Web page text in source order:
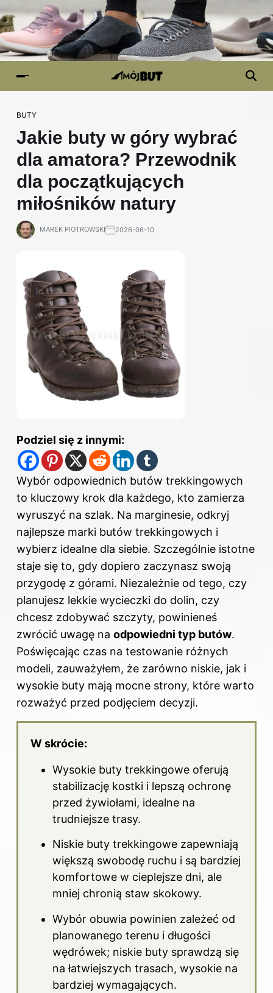
BUTY
Jakie buty w góry wybrać
dla amatora? Przewodnik
dla początkujących
miłośników natury
MAREK PIOTROWSKI 2026-06-10
Podziel się z innymi:
Wybór odpowiednich butów trekkingowych
to kluczowy krok dla każdego, kto zamierza
wyruszyć na szlak. Na marginesie, odkryj
najlepsze marki butów trekkingowych i
wybierz idealne dla siebie. Szczególnie istotne
staje się to, gdy dopiero zaczynasz swoją
przygodę z górami. Niezależnie od tego, czy
planujesz lekkie wycieczki do dolin, czy
chcesz zdobywać szczyty, powinieneś
zwrócić uwagę na odpowiedni typ butów.
Poświęcając czas na testowanie różnych
modeli, zauważyłem, że zarówno niskie, jak i
wysokie buty mają mocne strony, które warto
rozważyć przed podjęciem decyzji.
W skrócie:
Wysokie buty trekkingowe oferują
stabilizację kostki i lepszą ochronę
przed żywiołami, idealne na
trudniejsze trasy.
Niskie buty trekkingowe zapewniają
większą swobodę ruchu i są bardziej
komfortowe w cieplejsze dni, ale
mniej chronią staw skokowy.
Wybór obuwia powinien zależeć od
planowanego terenu i długości
wędrówek; niskie buty sprawdzą się
na łatwiejszych trasach, wysokie na
bardziej wymagających.